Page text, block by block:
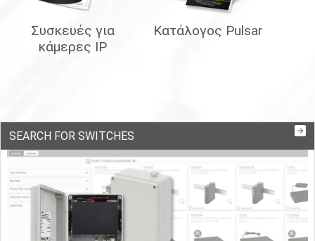
Συσκευές για
κάμερες IP
Κατάλογος Pulsar
SEARCH FOR SWITCHES